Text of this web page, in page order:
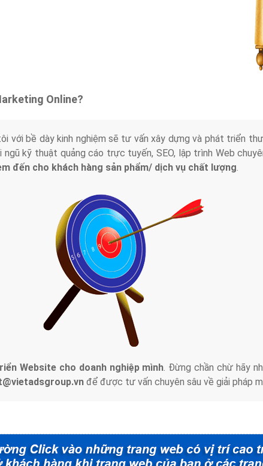
Online?
với bề dày kinh nghiệm sẽ tư vấn xây dựng và phát triển
kỹ thuật quảng cáo trực tuyến, SEO, lập trình Web
đến cho khách hàng sản phẩm/ dịch vụ chất lượng
Website cho doanh nghiệp mình . Đừng chần chừ hãy
để được tư vấn chuyên sâu về giải pháp